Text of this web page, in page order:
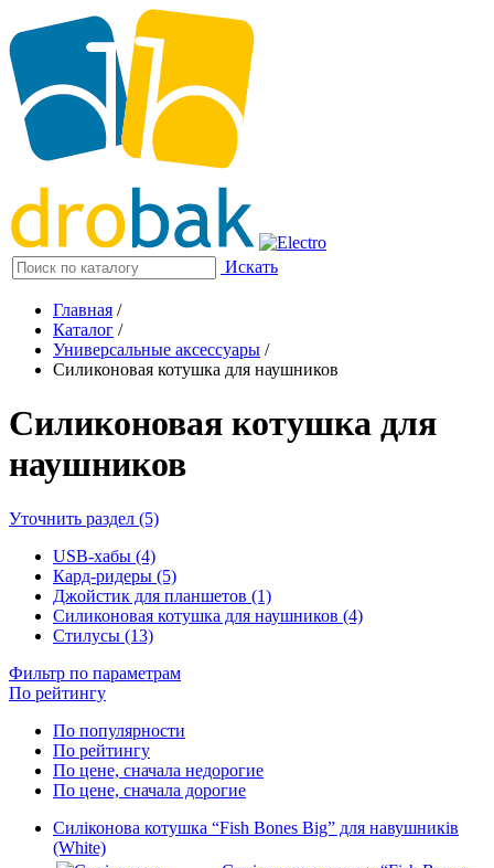
Искать
Главная /
Каталог /
Универсальные аксессуары /
Силиконовая котушка для наушников
Силиконовая котушка для
наушников
Уточнить раздел (5)
USB-хабы (4)
Кард-ридеры (5)
Джойстик для планшетов (1)
Силиконовая котушка для наушников (4)
Стилусы (13)
Фильтр по параметрам
По рейтингу
По популярности
По рейтингу
По цене, сначала недорогие
По цене, сначала дорогие
Силіконова котушка “Fish Bones Big” для навушників
(White)